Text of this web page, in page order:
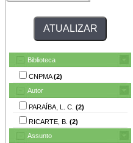
Biblioteca
CNPMA(2)
Autor
PARAÍBA, L. C. (2)
RICARTE, B. (2)
Assunto